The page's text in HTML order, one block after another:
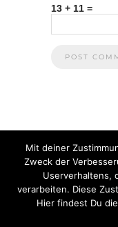
13 + 11 =
Mit deiner
Zweck der
Userverhaltens,
verarbeiten. Diese
Hier findest Du